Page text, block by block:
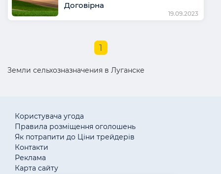
Договірна
19.09.2023
1
Земли сельхозназначения в Луганске
Користувача угода
Правила розміщення оголошень
Як потрапити до Ціни трейдерів
Контакти
Реклама
Карта сайту